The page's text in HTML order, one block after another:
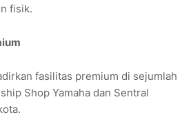
fisik.
fasilitas premium di sejumlah
Shop Yamaha dan Sentral